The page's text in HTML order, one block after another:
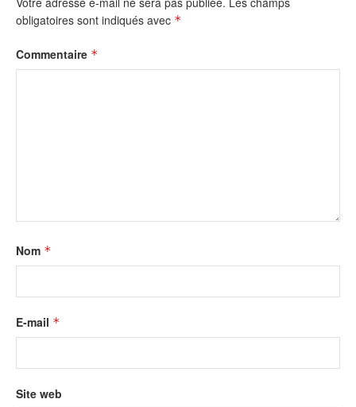
obligatoires sont indiqués avec *
Commentaire *
Nom *
E-mail *
Site web